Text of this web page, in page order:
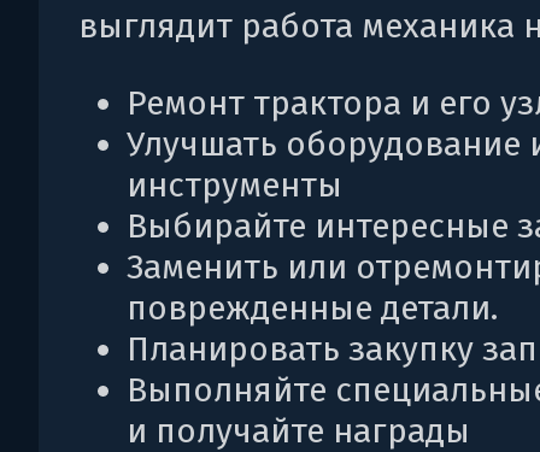
выглядит работа механика
Ремонт трактора и его
Улучшать оборудование
инструменты
Выбирайте интересные
Заменить или
поврежденные детали.
Планировать закупку
Выполняйте
и получайте награды